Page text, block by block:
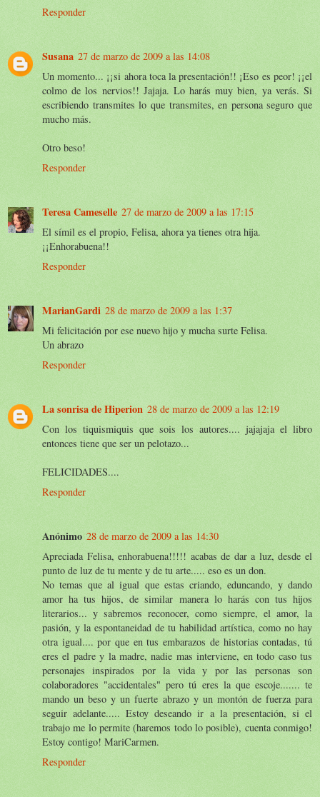
Responder
Susana 27 de marzo de 2009 a las 14:08
Un momento... ¡¡si ahora toca la presentación!! ¡Eso es peor! ¡¡el
colmo de los nervios!! Jajaja. Lo harás muy bien, ya verás. Si
escribiendo transmites lo que transmites, en persona seguro que
mucho más.
Otro beso!
Responder
Teresa Cameselle 27 de marzo de 2009 a las 17:15
El símil es el propio, Felisa, ahora ya tienes otra hija.
¡¡Enhorabuena!!
Responder
MarianGardi 28 de marzo de 2009 a las 1:37
Mi felicitación por ese nuevo hijo y mucha surte Felisa.
Un abrazo
Responder
La sonrisa de Hiperion 28 de marzo de 2009 a las 12:19
Con los tiquismiquis que sois los autores.... jajajaja el libro
entonces tiene que ser un pelotazo...
FELICIDADES....
Responder
Anónimo 28 de marzo de 2009 a las 14:30
Apreciada Felisa, enhorabuena!!!!! acabas de dar a luz, desde el
punto de luz de tu mente y de tu arte..... eso es un don.
No temas que al igual que estas criando, eduncando, y dando
amor ha tus hijos, de similar manera lo harás con tus hijos
literarios... y sabremos reconocer, como siempre, el amor, la
pasión, y la espontaneidad de tu habilidad artística, como no hay
otra igual.... por que en tus embarazos de historias contadas, tú
eres el padre y la madre, nadie mas interviene, en todo caso tus
personajes inspirados por la vida y por las personas son
colaboradores "accidentales" pero tú eres la que escoje....... te
mando un beso y un fuerte abrazo y un montón de fuerza para
seguir adelante..... Estoy deseando ir a la presentación, si el
trabajo me lo permite (haremos todo lo posible), cuenta conmigo!
Estoy contigo! MariCarmen.
Responder